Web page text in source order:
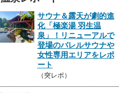
サウナ＆露天が劇的進
化「極楽湯 羽生温
泉」！リニューアルで
登場のバレルサウナや
女性専用エリアをレポ
ート
（突レポ）